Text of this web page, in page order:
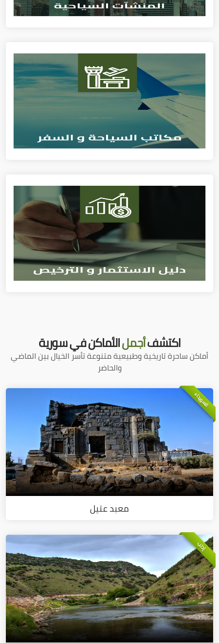
اكتشفأجملالأماكن في سورية
أماكن ساحرة تاريخية وطبيعية متنوعة تأسر الخيال بين الماضي
والحاضر
السويداء
معبد عتيل
إدلب